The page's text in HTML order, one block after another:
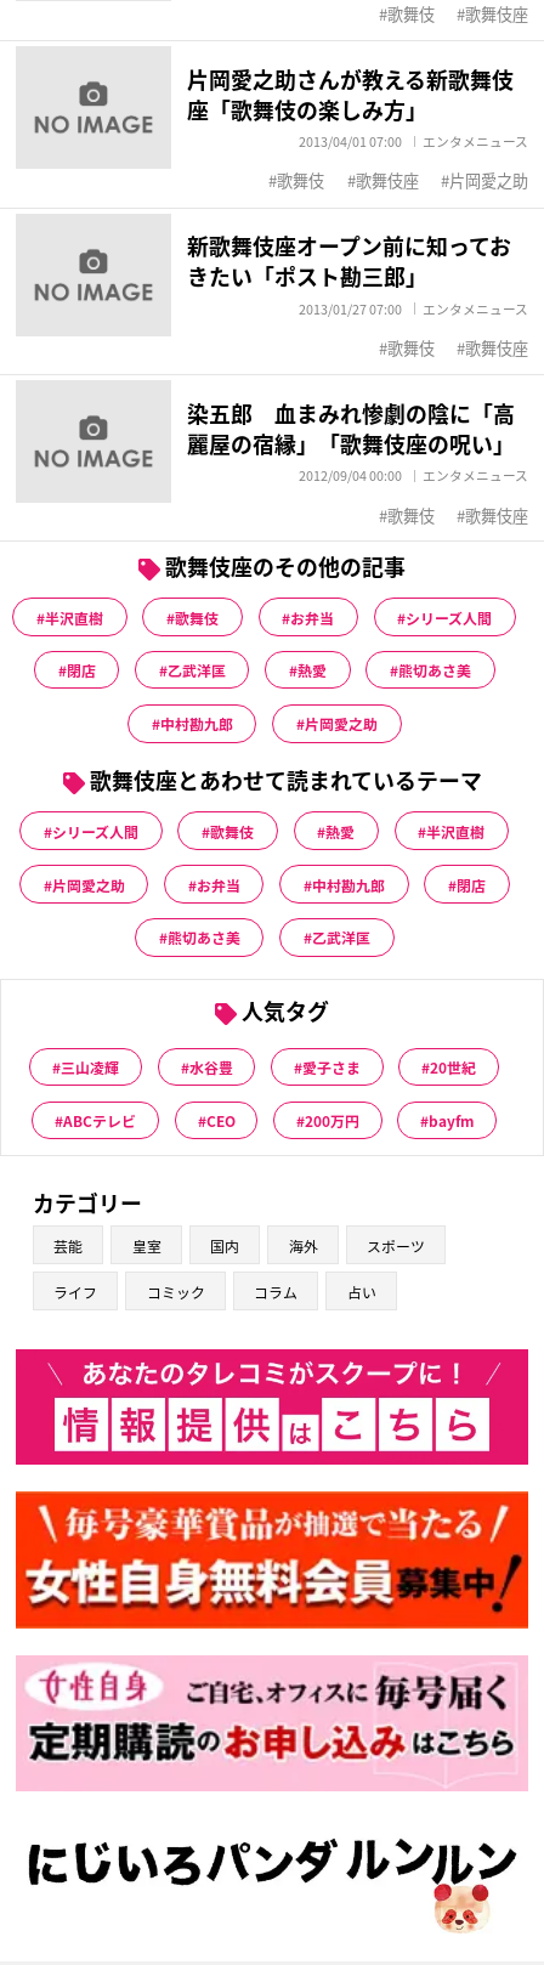
歌舞伎 歌舞伎座
片岡愛之助さんが教える新歌舞伎
座「歌舞伎の楽しみ方」
2013/04/01 07:00 エンタメニュース
歌舞伎 歌舞伎座 片岡愛之助
新歌舞伎座オープン前に知ってお
きたい「ポスト勘三郎」
2013/01/27 07:00 エンタメニュース
歌舞伎 歌舞伎座
染五郎 血まみれ惨劇の陰に「高
麗屋の宿縁」「歌舞伎座の呪い」
2012/09/04 00:00 エンタメニュース
歌舞伎 歌舞伎座
歌舞伎座のその他の記事
半沢直樹 歌舞伎 お弁当 シリーズ人間
閉店 乙武洋匡 熱愛 熊切あさ美
中村勘九郎 片岡愛之助
歌舞伎座とあわせて読まれているテーマ
シリーズ人間 歌舞伎 熱愛 半沢直樹
片岡愛之助 お弁当 中村勘九郎 閉店
熊切あさ美 乙武洋匡
人気タグ
三山凌輝 水谷豊 愛子さま 20世紀
ABCテレビ CEO 200万円 bayfm
カテゴリー
芸能 皇室 国内 海外 スポーツ
ライフ コミック コラム 占い